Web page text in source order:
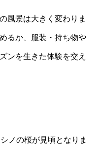
風景は大きく変わりま
るか、服装・持ち物や
ンを生きた体験を交え
ノの桜が見頃となりま